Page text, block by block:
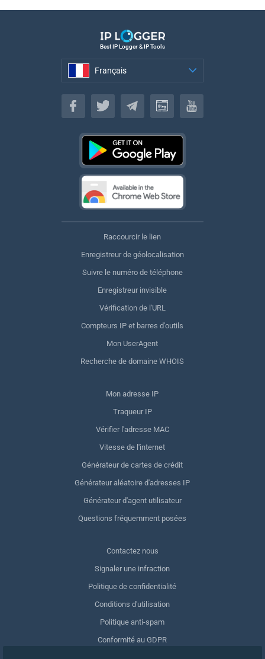
Best IP Logger & IP Tools
Français
Français
Raccourcir le lien
Enregistreur de géolocalisation
Suivre le numéro de téléphone
Enregistreur invisible
Vérification de l'URL
Compteurs IP et barres d'outils
Mon UserAgent
Recherche de domaine WHOIS
Mon adresse IP
Traqueur IP
Vérifier l'adresse MAC
Vitesse de l'internet
Générateur de cartes de crédit
Générateur aléatoire d'adresses IP
Générateur d'agent utilisateur
Questions fréquemment posées
Contactez nous
Signaler une infraction
Politique de confidentialité
Conditions d'utilisation
Politique anti-spam
Conformité au GDPR